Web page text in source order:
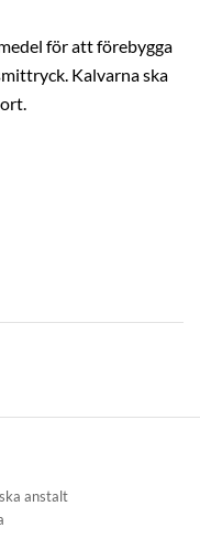
för att förebygga
Kalvarna ska
anstalt